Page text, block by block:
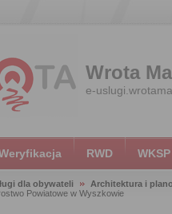
Wrota
e-
RWD WKSP
dla obywateli Architektura i
Powiatowe w Wyszkowie